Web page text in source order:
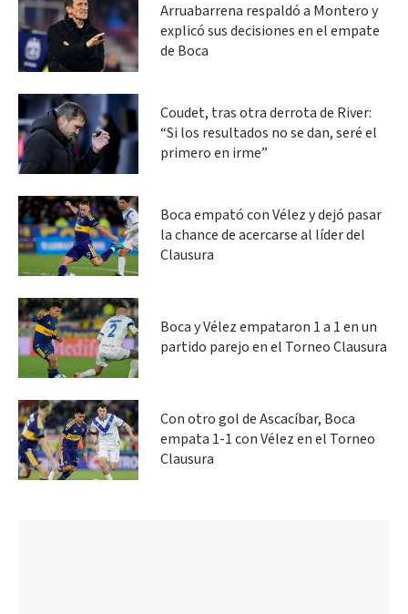
Arruabarrena respaldó a Montero y
explicó sus decisiones en el empate
de Boca
Coudet, tras otra derrota de River:
“Si los resultados no se dan, seré el
primero en irme”
Boca empató con Vélez y dejó pasar
la chance de acercarse al líder del
Clausura
Boca y Vélez empataron 1 a 1 en un
partido parejo en el Torneo Clausura
Con otro gol de Ascacíbar, Boca
empata 1-1 con Vélez en el Torneo
Clausura